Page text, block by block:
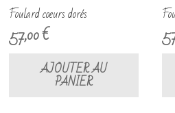
Foulard coeurs dorés
57,00€
AJOUTER AU
PANIER